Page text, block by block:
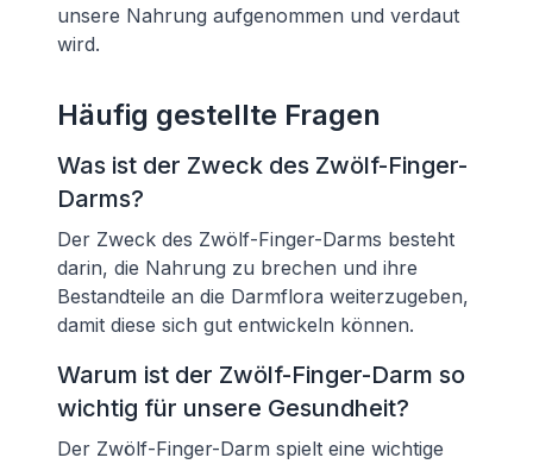
unsere Nahrung aufgenommen und verdaut
wird.
Häufig gestellte Fragen
Was ist der Zweck des Zwölf-Finger-
Darms?
Der Zweck des Zwölf-Finger-Darms besteht
darin, die Nahrung zu brechen und ihre
Bestandteile an die Darmflora weiterzugeben,
damit diese sich gut entwickeln können.
Warum ist der Zwölf-Finger-Darm so
wichtig für unsere Gesundheit?
Der Zwölf-Finger-Darm spielt eine wichtige